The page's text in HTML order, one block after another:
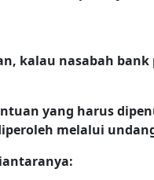
kalau nasabah
yang harus
melalui